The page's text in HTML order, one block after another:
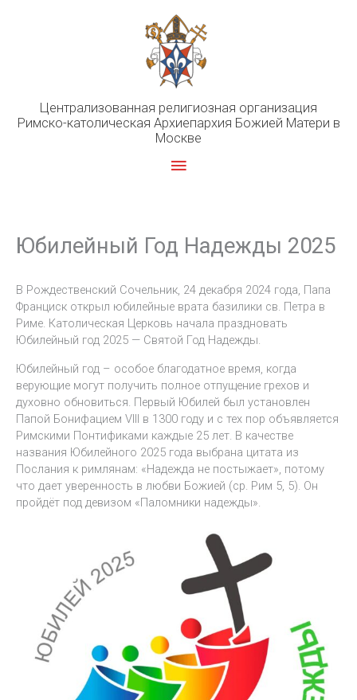
Централизованная религиозная организация
Римско-католическая Архиепархия Божией Матери в
Москве
Главное
Юбилейный Год Надежды 2025
В Рождественский Сочельник, 24 декабря 2024 года, Папа
Франциск открыл юбилейные врата базилики св. Петра в
Риме. Католическая Церковь начала праздновать
Юбилейный год 2025 — Святой Год Надежды.
Юбилейный год – особое благодатное время, когда
верующие могут получить полное отпущение грехов и
духовно обновиться. Первый Юбилей был установлен
Папой Бонифацием VIII в 1300 году и с тех пор объявляется
Римскими Понтификами каждые 25 лет. В качестве
названия Юбилейного 2025 года выбрана цитата из
Послания к римлянам: «Надежда не постыжает», потому
что дает уверенность в любви Божией (ср. Рим 5, 5). Он
пройдёт под девизом «Паломники надежды».